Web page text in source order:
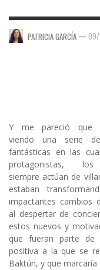
PATRICIA GARCÍA —
Y me pareció que
viendo una serie
fantásticas en las
protagonistas,
siempre actúan de
estaban
impactantes cambios
al despertar de
estos nuevos y
que fueran parte de
positiva a la que se
Baktún, y que